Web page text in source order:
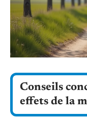
Conseils
effets de la